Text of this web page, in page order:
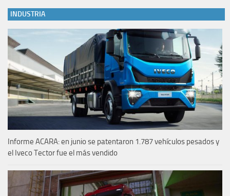
INDUSTRIA
Informe ACARA: en junio se patentaron 1.787 vehículos pesados y
el Iveco Tector fue el más vendido